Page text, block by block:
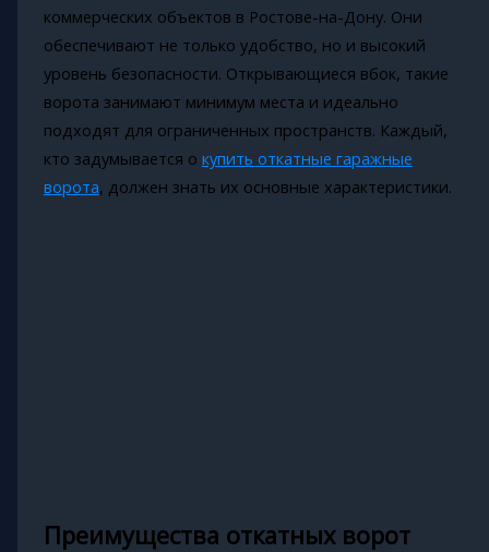
коммерческих объектов в Ростове-на-Дону. Они
обеспечивают не только удобство, но и высокий
уровень безопасности. Открывающиеся вбок, такие
ворота занимают минимум места и идеально
подходят для ограниченных пространств. Каждый,
кто задумывается о купить откатные гаражные
ворота, должен знать их основные характеристики.
Преимущества откатных ворот